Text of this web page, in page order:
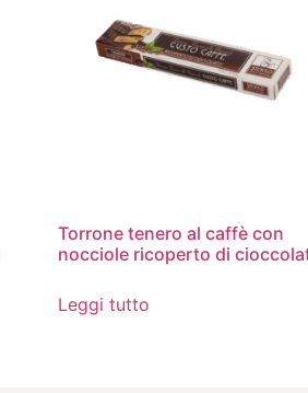
Torrone tenero al caffè con
nocciole ricoperto di
Leggi tutto